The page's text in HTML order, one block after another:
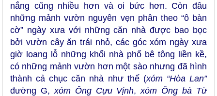
nắng cũng nhiều hơn và oi bức hơn. Còn đâu
những mảnh vườn nguyên vẹn phân theo “ô bàn
cờ” ngày xưa với những căn nhà được bao bọc
bởi vườn cây ăn trái nhỏ, các góc xóm ngày xưa
giờ loang lỗ những khối nhà phố bê tông liền kề,
có những mảnh vườn hơn một sào nhưng đã hình
thành cả chục căn nhà như thế (xóm “Hòa Lan”
đường G, xóm Ông Cựu Vịnh,xóm Ông bà Từ